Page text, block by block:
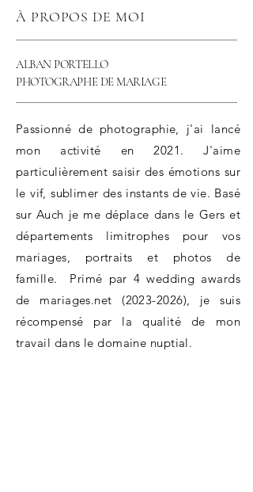
À PROPOS DE MOI
ALBAN PORTELLO
PHOTOGRAPHE DE MARIAGE
Passionné de photographie, j'ai lancé
mon activité en 2021. J'aime
particulièrement saisir des émotions sur
le vif, sublimer des instants de vie. Basé
sur Auch je me déplace dans le Gers et
départements limitrophes pour vos
mariages, portraits et photos de
famille. Primé par 4 wedding awards
de mariages.net(2023-2026), je suis
récompensé par la qualité de mon
travail dans le domaine nuptial.